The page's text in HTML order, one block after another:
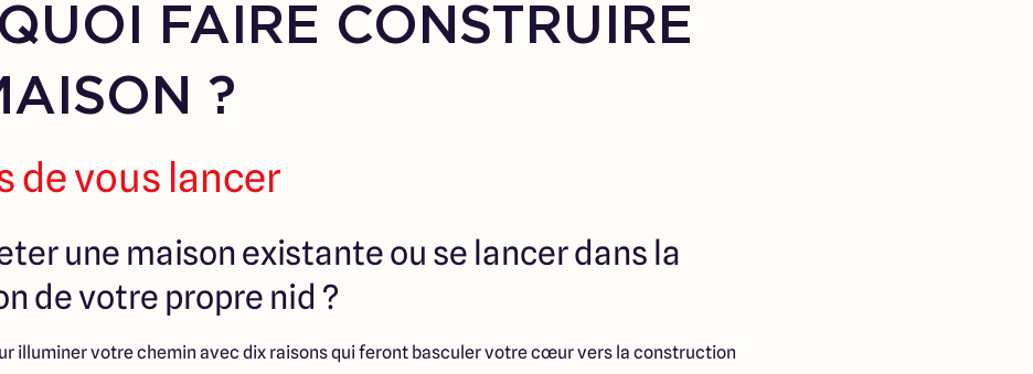
FAIRE CONSTRUIRE
?
de vous lancer
une maison existante ou se lancer dans la
de votre propre nid ?
illuminer votre chemin avec dix raisons qui feront basculer votre cœur vers la construction